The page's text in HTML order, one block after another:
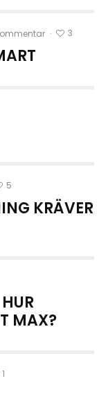
· 3
5
KRÄVER
MAX?
1